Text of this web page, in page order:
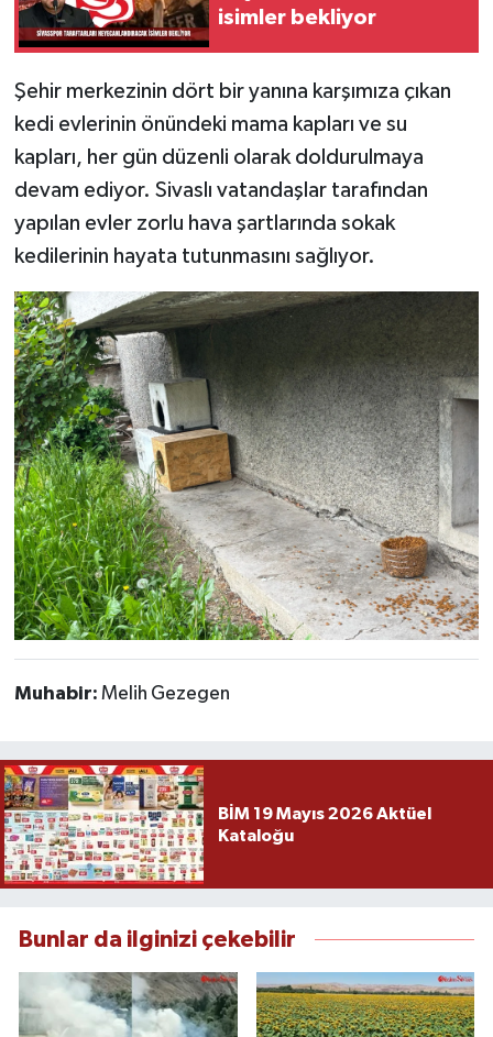
isimler bekliyor
Şehir merkezinin dört bir yanına karşımıza çıkan
kedi evlerinin önündeki mama kapları ve su
kapları, her gün düzenli olarak doldurulmaya
devam ediyor. Sivaslı vatandaşlar tarafından
yapılan evler zorlu hava şartlarında sokak
kedilerinin hayata tutunmasını sağlıyor.
Muhabir: Melih Gezegen
BİM 19 Mayıs 2026 Aktüel
Kataloğu
Bunlar da ilginizi çekebilir